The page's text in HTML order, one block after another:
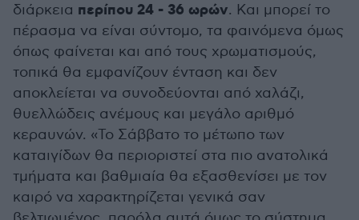
διάρκεια περίπου 24 - 36 ωρών. Και μπορεί το
πέρασμα να είναι σύντομο, τα φαινόμενα όμως
όπως φαίνεται και από τους χρωματισμούς,
τοπικά θα εμφανίζουν ένταση και δεν
αποκλείεται να συνοδεύονται από χαλάζι,
θυελλώδεις ανέμους και μεγάλο αριθμό
κεραυνών. «Το Σάββατο το μέτωπο των
καταιγίδων θα περιοριστεί στα πιο ανατολικά
τμήματα και βαθμιαία θα εξασθενίσει με τον
καιρό να χαρακτηρίζεται γενικά σαν